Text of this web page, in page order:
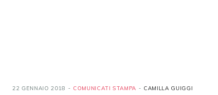
22 GENNAIO 2018 COMUNICATI STAMPA CAMILLA GUIGGI